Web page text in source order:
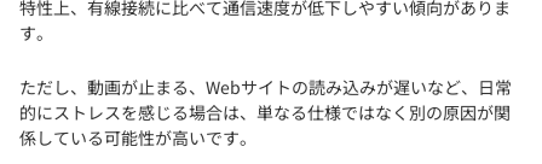
特性上、有線接続に比べて通信速度が低下しやすい傾向がありま
す。
ただし、動画が止まる、Webサイトの読み込みが遅いなど、日常
的にストレスを感じる場合は、単なる仕様ではなく別の原因が関
係している可能性が高いです。